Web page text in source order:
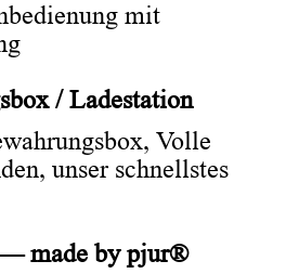
mit
/ Ladestation
Volle
unser schnellstes
made by pjur®